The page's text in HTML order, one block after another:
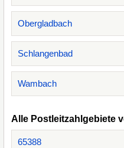
Obergladbach
Schlangenbad
Wambach
Alle Postleitzahlgebiete
65388